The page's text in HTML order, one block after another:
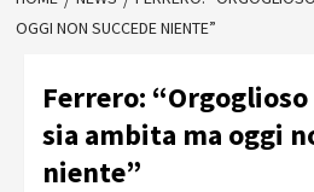
OGGI NON SUCCEDE NIENTE”
Ferrero: “Orgoglioso
sia ambita ma oggi
niente”